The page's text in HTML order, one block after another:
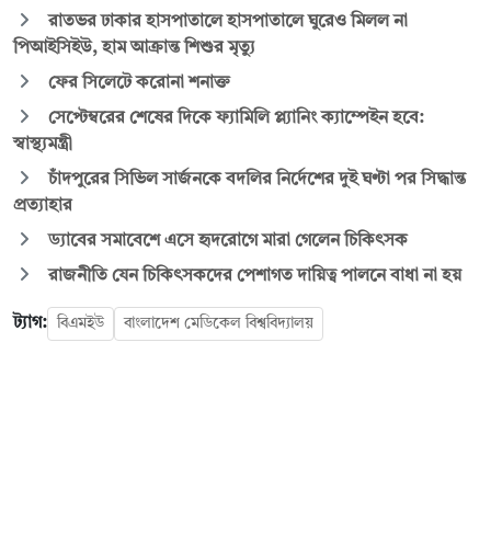
রাতভর ঢাকার হাসপাতালে হাসপাতালে ঘুরেও মিলল না
পিআইসিইউ, হাম আক্রান্ত শিশুর মৃত্যু
ফের সিলেটে করোনা শনাক্ত
সেপ্টেম্বরের শেষের দিকে ফ্যামিলি প্ল্যানিং ক্যাম্পেইন হবে:
স্বাস্থ্যমন্ত্রী
চাঁদপুরের সিভিল সার্জনকে বদলির নির্দেশের দুই ঘণ্টা পর সিদ্ধান্ত
প্রত্যাহার
ড্যাবের সমাবেশে এসে হৃদরোগে মারা গেলেন চিকিৎসক
রাজনীতি যেন চিকিৎসকদের পেশাগত দায়িত্ব পালনে বাধা না হয়
ট্যাগ: বিএমইউ বাংলাদেশ মেডিকেল বিশ্ববিদ্যালয়